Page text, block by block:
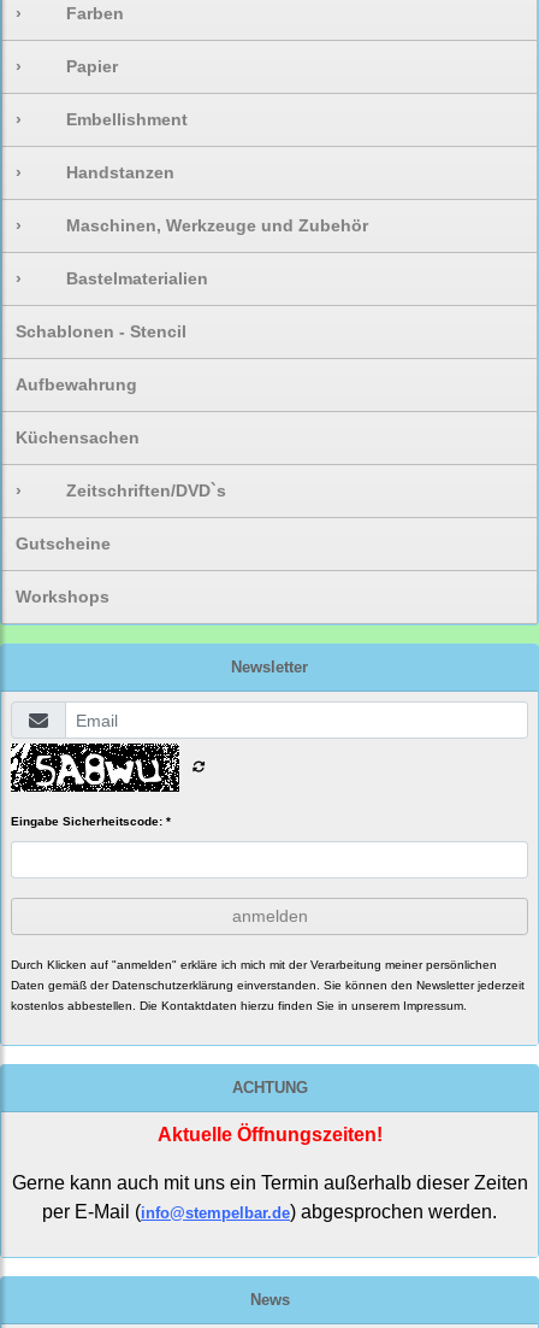
› Farben
› Papier
› Embellishment
› Handstanzen
› Maschinen, Werkzeuge und Zubehör
› Bastelmaterialien
Schablonen - Stencil
Aufbewahrung
Küchensachen
› Zeitschriften/DVD`s
Gutscheine
Workshops
Newsletter
Eingabe Sicherheitscode: *
anmelden
Durch Klicken auf "anmelden" erkläre ich mich mit der Verarbeitung meiner persönlichen
Daten gemäß der Datenschutzerklärung einverstanden. Sie können den Newsletter jederzeit
kostenlos abbestellen. Die Kontaktdaten hierzu finden Sie in unserem Impressum.
ACHTUNG
Aktuelle Öffnungszeiten!
Gerne kann auch mit uns ein Termin außerhalb dieser Zeiten
per E-Mail (info@stempelbar.de) abgesprochen werden.
News